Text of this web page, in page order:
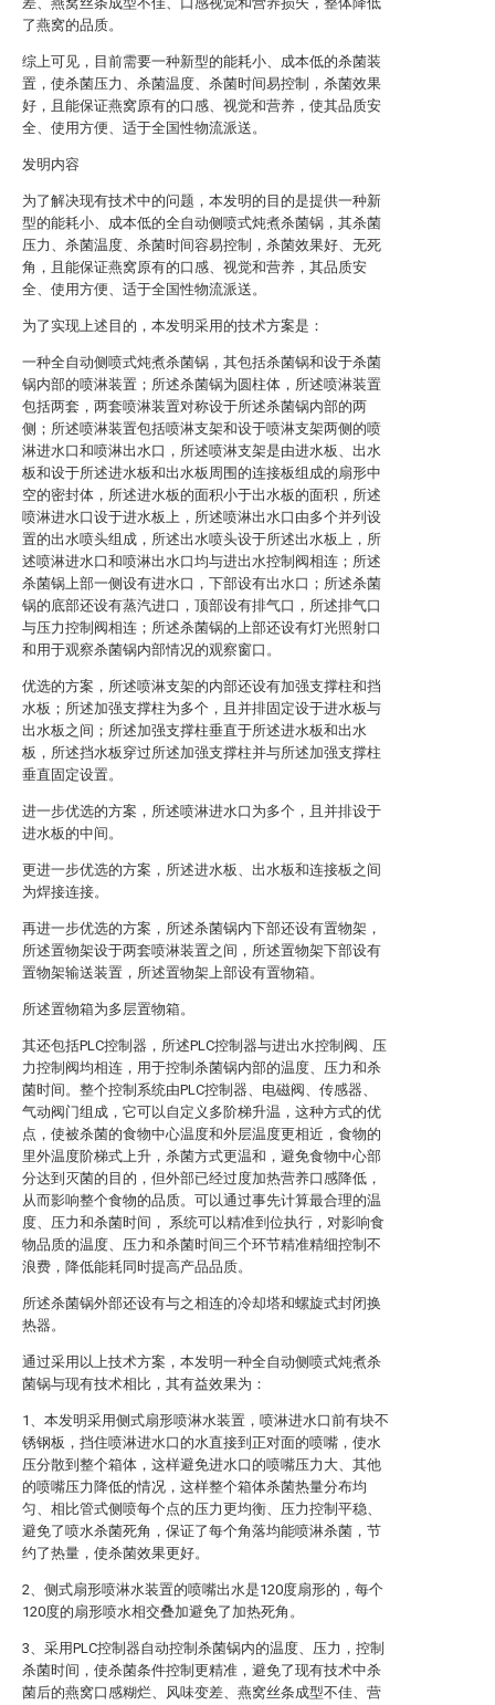
了燕窝的品质。
综上可见，目前需要一种新型的能耗小、成本低的杀菌装
置，使杀菌压力、杀菌温度、杀菌时间易控制，杀菌效果
好，且能保证燕窝原有的口感、视觉和营养，使其品质安
全、使用方便、适于全国性物流派送。
发明内容
为了解决现有技术中的问题，本发明的目的是提供一种新
型的能耗小、成本低的全自动侧喷式炖煮杀菌锅，其杀菌
压力、杀菌温度、杀菌时间容易控制，杀菌效果好、无死
角，且能保证燕窝原有的口感、视觉和营养，其品质安
全、使用方便、适于全国性物流派送。
为了实现上述目的，本发明采用的技术方案是：
一种全自动侧喷式炖煮杀菌锅，其包括杀菌锅和设于杀菌
锅内部的喷淋装置；所述杀菌锅为圆柱体，所述喷淋装置
包括两套，两套喷淋装置对称设于所述杀菌锅内部的两
侧；所述喷淋装置包括喷淋支架和设于喷淋支架两侧的喷
淋进水口和喷淋出水口，所述喷淋支架是由进水板、出水
板和设于所述进水板和出水板周围的连接板组成的扇形中
空的密封体，所述进水板的面积小于出水板的面积，所述
喷淋进水口设于进水板上，所述喷淋出水口由多个并列设
置的出水喷头组成，所述出水喷头设于所述出水板上，所
述喷淋进水口和喷淋出水口均与进出水控制阀相连；所述
杀菌锅上部一侧设有进水口，下部设有出水口；所述杀菌
锅的底部还设有蒸汽进口，顶部设有排气口，所述排气口
与压力控制阀相连；所述杀菌锅的上部还设有灯光照射口
和用于观察杀菌锅内部情况的观察窗口。
优选的方案，所述喷淋支架的内部还设有加强支撑柱和挡
水板；所述加强支撑柱为多个，且并排固定设于进水板与
出水板之间；所述加强支撑柱垂直于所述进水板和出水
板，所述挡水板穿过所述加强支撑柱并与所述加强支撑柱
垂直固定设置。
进一步优选的方案，所述喷淋进水口为多个，且并排设于
进水板的中间。
更进一步优选的方案，所述进水板、出水板和连接板之间
为焊接连接。
再进一步优选的方案，所述杀菌锅内下部还设有置物架，
所述置物架设于两套喷淋装置之间，所述置物架下部设有
置物架输送装置，所述置物架上部设有置物箱。
所述置物箱为多层置物箱。
其还包括PLC控制器，所述PLC控制器与进出水控制阀、压
力控制阀均相连，用于控制杀菌锅内部的温度、压力和杀
菌时间。整个控制系统由PLC控制器、电磁阀、传感器、
气动阀门组成，它可以自定义多阶梯升温，这种方式的优
点，使被杀菌的食物中心温度和外层温度更相近，食物的
里外温度阶梯式上升，杀菌方式更温和，避免食物中心部
分达到灭菌的目的，但外部已经过度加热营养口感降低，
从而影响整个食物的品质。可以通过事先计算最合理的温
度、压力和杀菌时间， 系统可以精准到位执行，对影响食
物品质的温度、压力和杀菌时间三个环节精准精细控制不
浪费，降低能耗同时提高产品品质。
所述杀菌锅外部还设有与之相连的冷却塔和螺旋式封闭换
热器。
通过采用以上技术方案，本发明一种全自动侧喷式炖煮杀
菌锅与现有技术相比，其有益效果为：
1、本发明采用侧式扇形喷淋水装置，喷淋进水口前有块不
锈钢板，挡住喷淋进水口的水直接到正对面的喷嘴，使水
压分散到整个箱体，这样避免进水口的喷嘴压力大、其他
的喷嘴压力降低的情况，这样整个箱体杀菌热量分布均
匀、相比管式侧喷每个点的压力更均衡、压力控制平稳、
避免了喷水杀菌死角，保证了每个角落均能喷淋杀菌，节
约了热量，使杀菌效果更好。
2、侧式扇形喷淋水装置的喷嘴出水是120度扇形的，每个
120度的扇形喷水相交叠加避免了加热死角。
3、采用PLC控制器自动控制杀菌锅内的温度、压力，控制
杀菌时间，使杀菌条件控制更精准，避免了现有技术中杀
菌后的燕窝口感糊烂、风味变差、燕窝丝条成型不佳、营